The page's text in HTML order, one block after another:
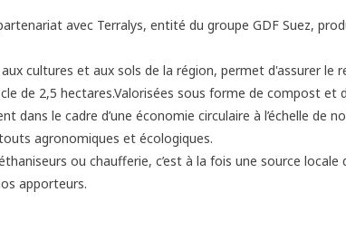
avec Terralys, entité du groupe GDF Suez,
cultures et aux sols de la région, permet d'assurer le
de 2,5 hectares.Valorisées sous forme de compost et
dans le cadre d’une économie circulaire à l’échelle de
agronomiques et écologiques.
ou chaufferie, c’est à la fois une source locale
apporteurs.